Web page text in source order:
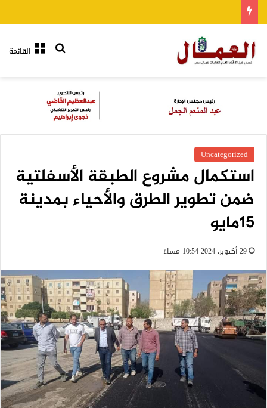
القائمةبحث عن
Uncategorized
استكمال مشروع الطبقة الأسفلتية
ضمن تطوير الطرق والأحياء بمدينة
15مايو
29 أكتوبر، 2024 10:54 مساءً